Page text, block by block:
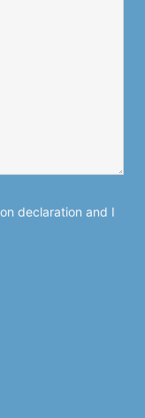
declaration and I